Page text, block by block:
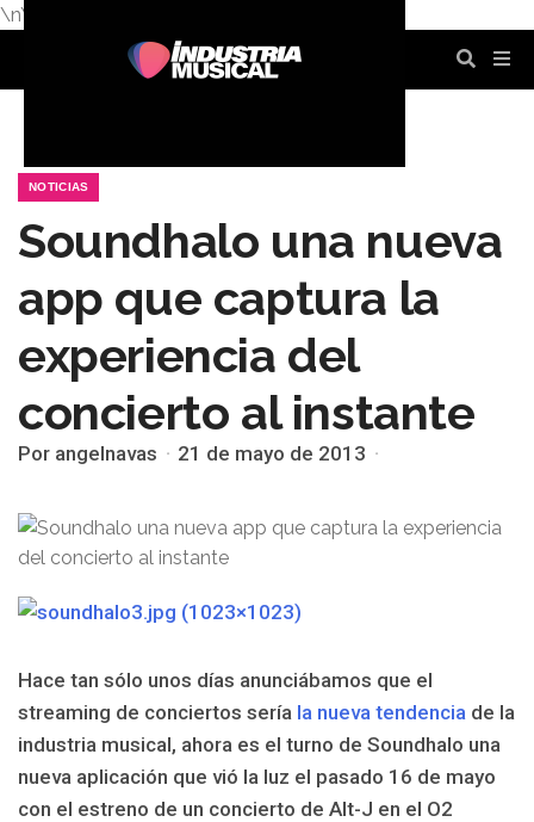
\n\n
NOTICIAS
Soundhalo una nueva
app que captura la
experiencia del
concierto al instante
Por angelnavas 21 de mayo de 2013
Hace tan sólo unos días anunciábamos que el
streaming de conciertos sería la nueva tendencia de la
industria musical, ahora es el turno de Soundhalo una
nueva aplicación que vió la luz el pasado 16 de mayo
con el estreno de un concierto de Alt-J en el O2